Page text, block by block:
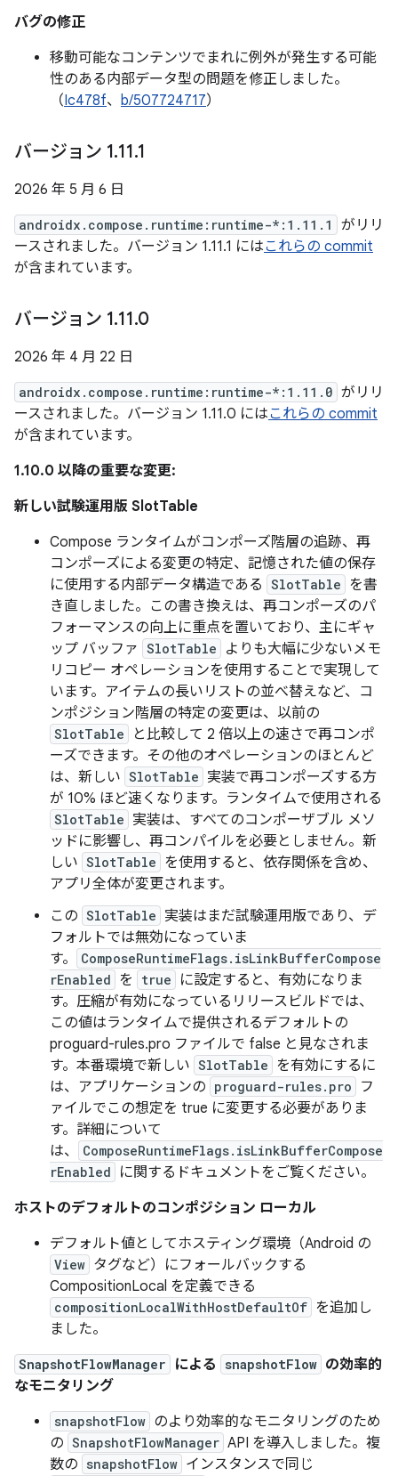
バグの修正
移動可能なコンテンツでまれに例外が発生する可能
性のある内部データ型の問題を修正しました。
（Ic478f、 b/507724717）
バージョン 1.11.1
2026 年 5 月 6 日
androidx.compose.runtime:runtime-*:1.11.1
がリリ
ースされました。バージョン 1.11.1 にはこれらの commit
が含まれています。
バージョン 1.11.0
2026 年 4 月 22 日
androidx.compose.runtime:runtime-*:1.11.0 がリリ
ースされました。バージョン 1.11.0 にはこれらの commit
が含まれています。
1.10.0 以降の重要な変更:
新しい試験運用版 SlotTable
Compose ランタイムがコンポーズ階層の追跡、再
コンポーズによる変更の特定、記憶された値の保存
に使用する内部データ構造である SlotTable を書
き直しました。この書き換えは、再コンポーズのパ
フォーマンスの向上に重点を置いており、主にギャ
ップ バッファ SlotTable
よりも大幅に少ないメモ
リコピー オペレーションを使用することで実現して
います。アイテムの長いリストの並べ替えなど、コ
ンポジション階層の特定の変更は、以前の
SlotTable
と比較して 2 倍以上の速さで再コンポ
ーズできます。その他のオペレーションのほとんど
は、新しい SlotTable 実装で再コンポーズする方
が 10% ほど速くなります。ランタイムで使用される
SlotTable 実装は、すべてのコンポーザブル メソ
ッドに影響し、再コンパイルを必要としません。新
しい SlotTable を使用すると、依存関係を含め、
アプリ全体が変更されます。
この SlotTable 実装はまだ試験運用版であり、デ
フォルトでは無効になっていま
す。
ComposeRuntimeFlags.isLinkBufferCompose
rEnabled を true
に設定すると、有効になりま
す。圧縮が有効になっているリリースビルドでは、
この値はランタイムで提供されるデフォルトの
proguard-rules.pro ファイルで false と見なされま
す。本番環境で新しい SlotTable を有効にするに
は、アプリケーションの proguard-rules.pro
フ
ァイルでこの想定を true に変更する必要がありま
す。詳細について
は、
ComposeRuntimeFlags.isLinkBufferCompose
rEnabled
に関するドキュメントをご覧ください。
ホストのデフォルトのコンポジション ローカル
デフォルト値としてホスティング環境（Android の
View タグなど）にフォールバックする
CompositionLocal を定義できる
compositionLocalWithHostDefaultOf を追加し
ました。
SnapshotFlowManager による snapshotFlow の効率的
なモニタリング
snapshotFlow のより効率的なモニタリングのため
の SnapshotFlowManager API を導入しました。複
数の snapshotFlow インスタンスで同じ